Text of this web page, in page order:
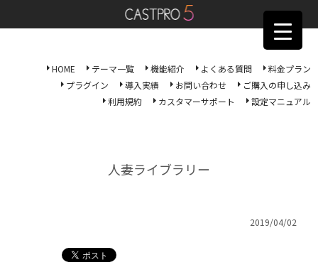
HOME テーマ一覧 機能紹介 よくある質問
料金プラン
プラグイン
導入実績 お問い合わせ
ご購入の申し込み
利用規約
カスタマーサポート 設定マニュアル
人妻ライブラリー
2019/04/02